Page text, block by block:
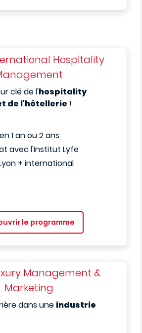
Hospitality
clé de l'hospitality
de l'hôtellerie !
1 an ou 2 ans
avec l'Institut Lyfe
+ international
le programme
Management &
Marketing
dans une industrie